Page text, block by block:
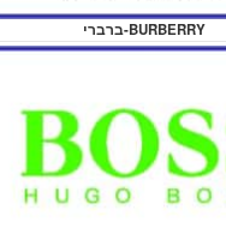
ברברי-BURBERRY